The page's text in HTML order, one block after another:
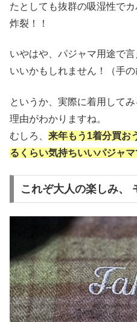
たとしても抜群の吸湿性で
炸裂！！
いやはや、パジャマ用途で
いいかもしれません！（手の
というか、実際に着用して
理由がわかりますね。
むしろ、 来年もう1着分買お
るくらい気持ちいいパジャ
これぞ大人の楽しみ、